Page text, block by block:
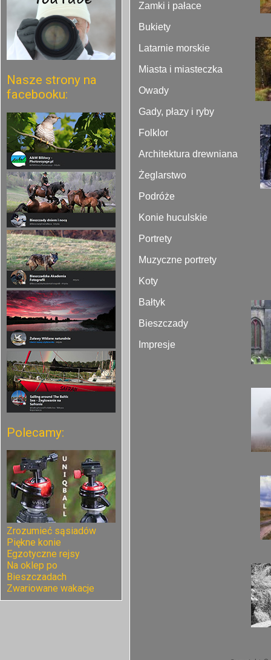
Nasze strony na
facebooku:
Polecamy:
Zrozumieć sąsiadów
Piękne konie
Egzotyczne rejsy
Na oklep po
Bieszczadach
Zwariowane wakacje
Zamki i pałace
Bukiety
Latarnie morskie
Miasta i miasteczka
Owady
Gady, płazy i ryby
Folklor
Architektura drewniana
Żeglarstwo
Podróże
Konie huculskie
Portrety
Muzyczne portrety
Koty
Bałtyk
Bieszczady
Impresje